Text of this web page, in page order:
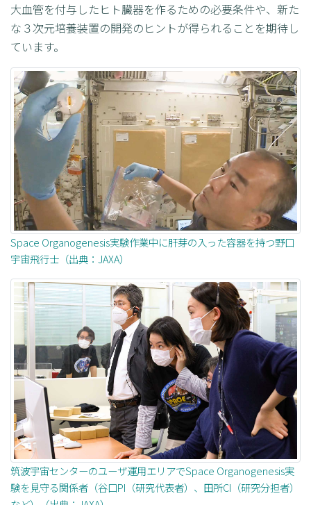
大血管を付与したヒト臓器を作るための必要条件や、新た
な３次元培養装置の開発のヒントが得られることを期待し
ています。
Space Organogenesis実験作業中に肝芽の入った容器を持つ野口
宇宙飛行士（出典：JAXA）
筑波宇宙センターのユーザ運用エリアでSpace Organogenesis実
験を見守る関係者（谷口PI（研究代表者）、田所CI（研究分担者）